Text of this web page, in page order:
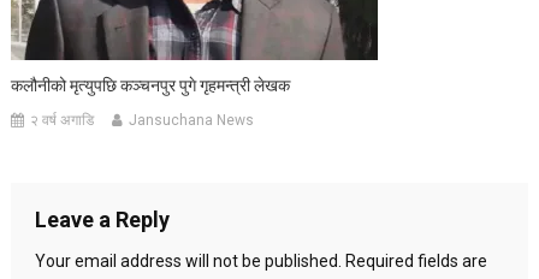
कलौनीको मृत्युपछि कञ्चनपुर पुगे गृहमन्त्री लेखक
२ वर्ष अगाडि Jansuchana News
Leave a Reply
Your email address will not be published. Required fields are